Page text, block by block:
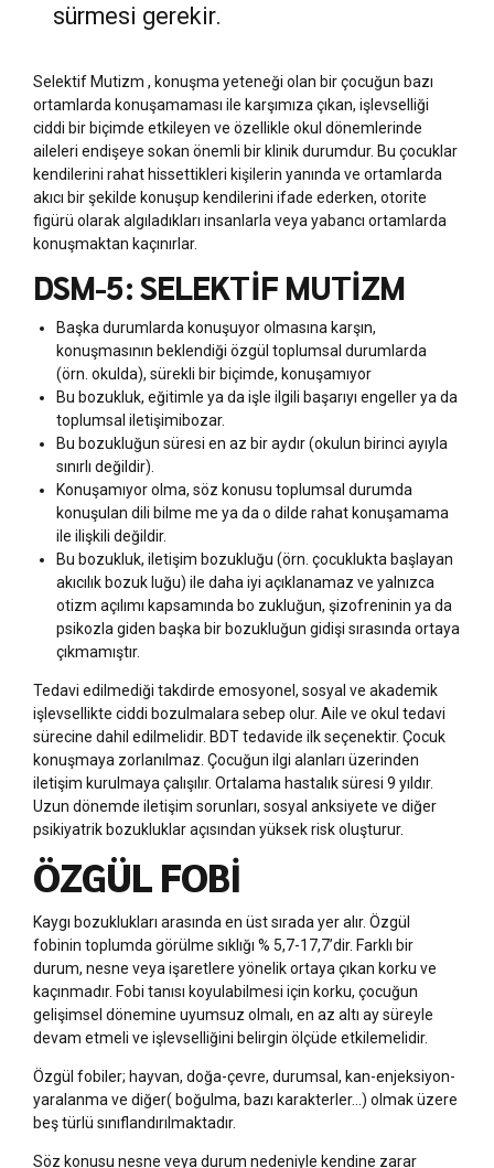
sürmesi gerekir.
Selektif Mutizm , konuşma yeteneği olan bir çocuğun bazı
ortamlarda konuşamaması ile karşımıza çıkan, işlevselliği
ciddi bir biçimde etkileyen ve özellikle okul dönemlerinde
aileleri endişeye sokan önemli bir klinik durumdur. Bu çocuklar
kendilerini rahat hissettikleri kişilerin yanında ve ortamlarda
akıcı bir şekilde konuşup kendilerini ifade ederken, otorite
figürü olarak algıladıkları insanlarla veya yabancı ortamlarda
konuşmaktan kaçınırlar.
DSM-5: SELEKTİF MUTİZM
Başka durumlarda konuşuyor olmasına karşın,
konuşmasının beklendiği özgül toplumsal durumlarda
(örn. okulda), sürekli bir biçimde, konuşamıyor
Bu bozukluk, eğitimle ya da işle ilgili başarıyı engeller ya da
toplumsal iletişimibozar.
Bu bozukluğun süresi en az bir aydır (okulun birinci ayıyla
sınırlı değildir).
Konuşamıyor olma, söz konusu toplumsal durumda
konuşulan dili bilme­ me ya da o dilde rahat konuşamama
ile ilişkili değildir.
Bu bozukluk, iletişim bozukluğu (örn. çocuklukta başlayan
akıcılık bozuk­ luğu) ile daha iyi açıklanamaz ve yalnızca
otizm açılımı kapsamında bo­ zukluğun, şizofreninin ya da
psikozla giden başka bir bozukluğun gidişi sırasında ortaya
çıkmamıştır.
Tedavi edilmediği takdirde emosyonel, sosyal ve akademik
işlevsellikte ciddi bozulmalara sebep olur. Aile ve okul tedavi
sürecine dahil edilmelidir. BDT tedavide ilk seçenektir. Çocuk
konuşmaya zorlanılmaz. Çocuğun ilgi alanları üzerinden
iletişim kurulmaya çalışılır. Ortalama hastalık süresi 9 yıldır.
Uzun dönemde iletişim sorunları, sosyal anksiyete ve diğer
psikiyatrik bozukluklar açısından yüksek risk oluşturur.
ÖZGÜL FOBİ
Kaygı bozuklukları arasında en üst sırada yer alır. Özgül
fobinin toplumda görülme sıklığı % 5,7-17,7’dir. Farklı bir
durum, nesne veya işaretlere yönelik ortaya çıkan korku ve
kaçınmadır. Fobi tanısı koyulabilmesi için korku, çocuğun
gelişimsel dönemine uyumsuz olmalı, en az altı ay süreyle
devam etmeli ve işlevselliğini belirgin ölçüde etkilemelidir.
Özgül fobiler; hayvan, doğa-çevre, durumsal, kan-enjeksiyon-
yaralanma ve diğer( boğulma, bazı karakterler…) olmak üzere
beş türlü sınıflandırılmaktadır.
Söz konusu nesne veya durum nedeniyle kendine zarar